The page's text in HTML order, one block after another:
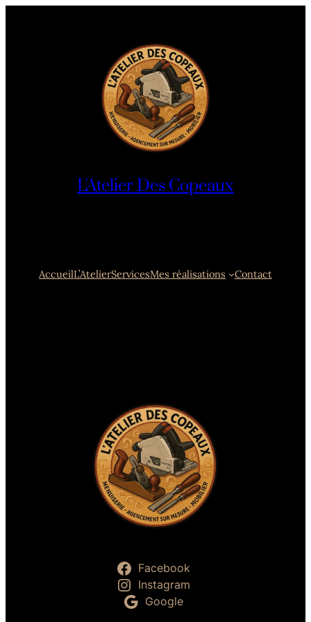
L'Atelier Des Copeaux
AccueilL’AtelierServicesMes réalisations Contact
Facebook
Instagram
Google